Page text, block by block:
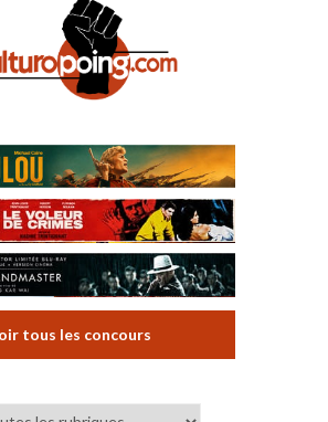
tous les concours